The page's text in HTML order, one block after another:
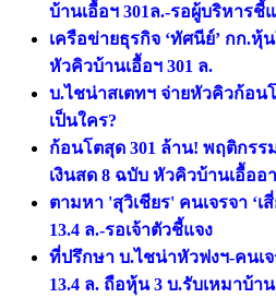
บ้านเอื้อฯ 301ล.-รอผู้บริหารชี้
เครือข่ายธุรกิจ ‘ทัศนีย์’ กก.หุ้
หัวคิวบ้านเอื้อฯ 301 ล.
บ.ไชน่าสเตทฯ จ่ายหัวคิวก้อน
เป็นใคร?
ก้อนโตสุด 301 ล้าน! พฤติกรร
เงินสด 8 ฉบับ หัวคิวบ้านเอื้ออ
ตามหา 'สุวิเชียร' คนเจรจา ‘เ
13.4 ล.-รอเจ้าตัวชี้แจง
ที่ปรึกษา บ.ไชน่าหัวฟงฯ-คนเจ
13.4 ล. ถือหุ้น 3 บ.รับเหมาบ้า